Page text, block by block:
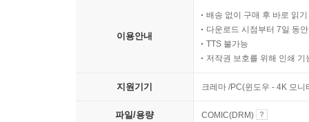
이용안내
배송 없이 구매 후 바로 읽기
다운로드 시점부터 7일 동
TTS 불가능
저작권 보호를 위해 인쇄 기
지원기기 크레마 /PC(윈도우 - 4K 모
파일/용량 COMIC(DRM)